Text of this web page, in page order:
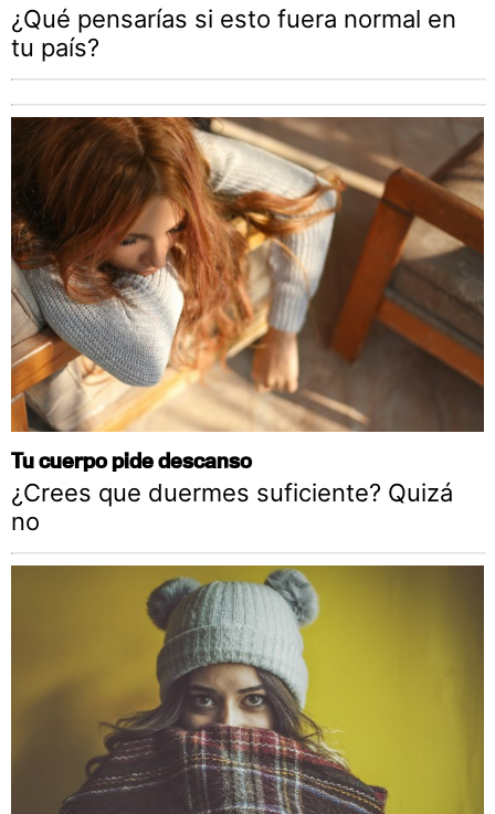
¿Qué pensarías si esto fuera normal en
tu país?
Tu cuerpo pide descanso
¿Crees que duermes suficiente? Quizá
no